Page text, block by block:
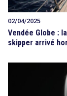
02/04/2025
Vendée Globe :
skipper arrivé